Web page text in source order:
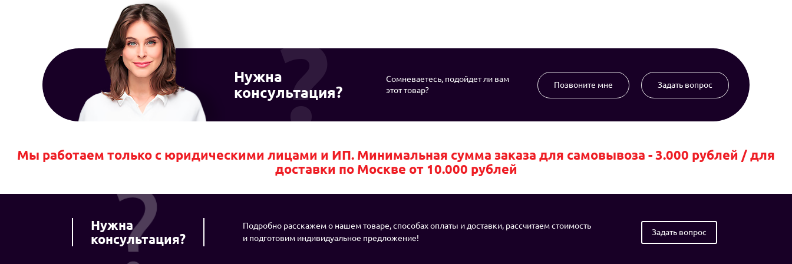
Нужна
консультация?
Сомневаетесь, подойдет ли вам
этот товар?
Позвоните мне Задать вопрос
Мы работаем только с юридическими лицами и ИП. Минимальная сумма заказа для самовывоза - 3.000 рублей / для
доставки по Москве от 10.000 рублей
Нужна
консультация?
Подробно расскажем о нашем товаре, способах оплаты и доставки, рассчитаем стоимость
и подготовим индивидуальное предложение!
Задать вопрос